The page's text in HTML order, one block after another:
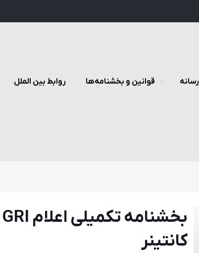
رسانه قوانین و بخشنامه‌ها روابط بین الملل
كانتينر